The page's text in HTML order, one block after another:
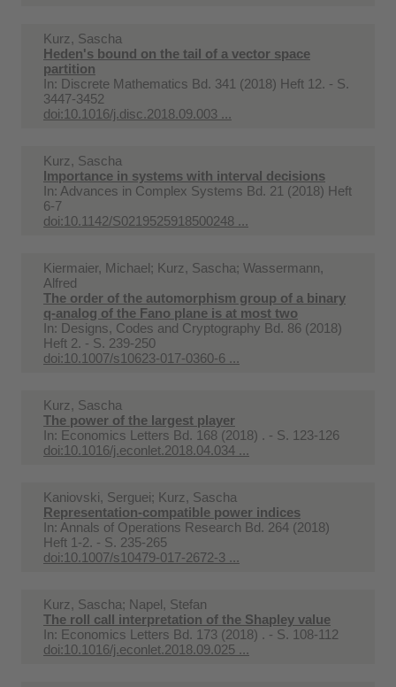
Kurz, Sascha
Heden's bound on the tail of a vector space
partition
In: Discrete Mathematics Bd. 341 (2018) Heft 12. - S.
3447-3452
doi:10.1016/j.disc.2018.09.003 ...
Kurz, Sascha
Importance in systems with interval decisions
In: Advances in Complex Systems Bd. 21 (2018) Heft
6-7
doi:10.1142/S0219525918500248 ...
Kiermaier, Michael; Kurz, Sascha; Wassermann,
Alfred
The order of the automorphism group of a binary
q-analog of the Fano plane is at most two
In: Designs, Codes and Cryptography Bd. 86 (2018)
Heft 2. - S. 239-250
doi:10.1007/s10623-017-0360-6 ...
Kurz, Sascha
The power of the largest player
In: Economics Letters Bd. 168 (2018) . - S. 123-126
doi:10.1016/j.econlet.2018.04.034 ...
Kaniovski, Serguei; Kurz, Sascha
Representation-compatible power indices
In: Annals of Operations Research Bd. 264 (2018)
Heft 1-2. - S. 235-265
doi:10.1007/s10479-017-2672-3 ...
Kurz, Sascha; Napel, Stefan
The roll call interpretation of the Shapley value
In: Economics Letters Bd. 173 (2018) . - S. 108-112
doi:10.1016/j.econlet.2018.09.025 ...